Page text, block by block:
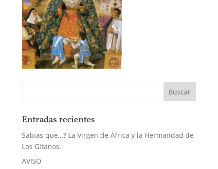
Entradas recientes
Sabias que…? La Virgen de África y la Hermandad de
Los Gitanos.
AVISO